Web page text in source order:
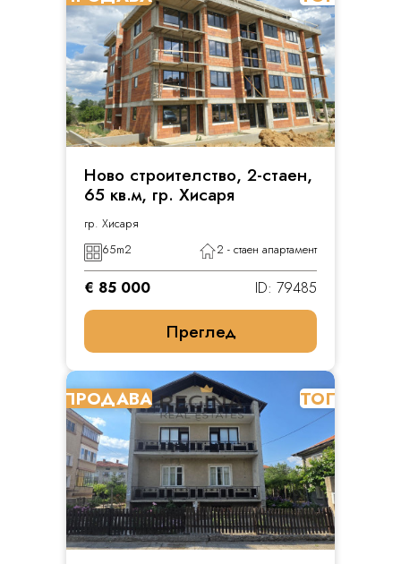
Ново строителство, 2-стаен,
65 кв.м, гр. Хисаря
гр. Хисаря
65m2 2 - стаен апартамент
€ 85 000 ID: 79485
Преглед
ПРОДАВА ТОП